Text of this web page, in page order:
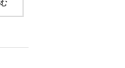
“痛みや痺れの原因がよくわからん